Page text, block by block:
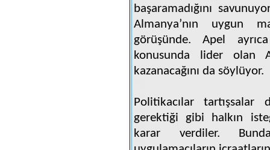
başaramadığını
Almanya’nın uygun
görüşünde. Apel
konusunda lider olan
kazanacağını da söylüyor.
Politikacılar
gerektiği gibi halkın
karar verdiler.